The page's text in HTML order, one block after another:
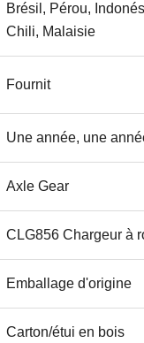
Brésil, Pérou,
Chili, Malaisie
Fournit
Une année, une
Axle Gear
CLG856 Chargeur à
Emballage d'origine
Carton/étui en bois